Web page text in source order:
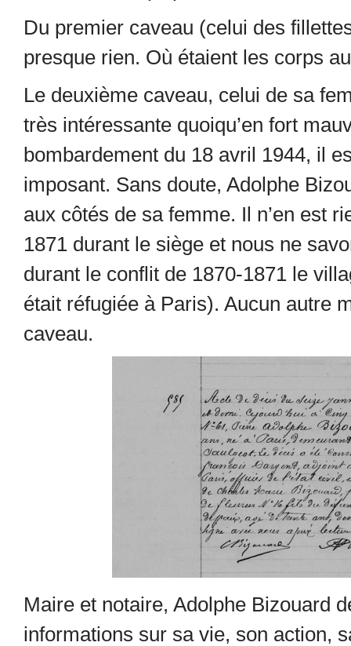
Du premier caveau (celui des
presque rien. Où étaient les corps
Le deuxième caveau, celui de sa
très intéressante quoiqu’en fort
bombardement du 18 avril 1944, il
imposant. Sans doute, Adolphe
aux côtés de sa femme. Il n’en est
1871 durant le siège et nous ne
durant le conflit de 1870-1871 le
était réfugiée à Paris). Aucun autre
caveau.
Maire et notaire, Adolphe Bizouard
informations sur sa vie, son action,